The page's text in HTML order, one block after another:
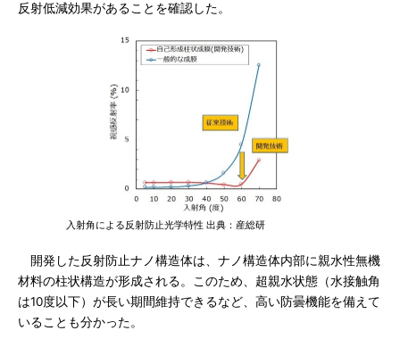
反射低減効果があることを確認した。
入射角による反射防止光学特性 出典：産総研
開発した反射防止ナノ構造体は、ナノ構造体内部に親水性無機
材料の柱状構造が形成される。このため、超親水状態（水接触角
は10度以下）が長い期間維持できるなど、高い防曇機能を備えて
いることも分かった。